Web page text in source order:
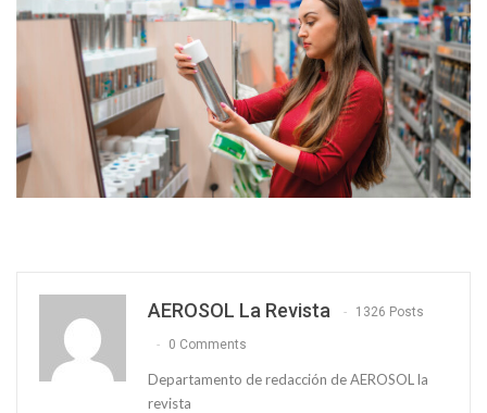
AEROSOL La Revista 1326 Posts
0 Comments
Departamento de redacción de AEROSOL la
revista